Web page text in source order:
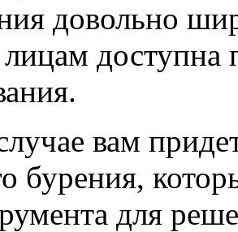
довольно
доступна
вам
бурения,
для